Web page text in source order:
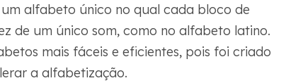
alfabeto único no qual cada bloco de
de um único som, como no alfabeto latino.
mais fáceis e eficientes, pois foi criado
a alfabetização.